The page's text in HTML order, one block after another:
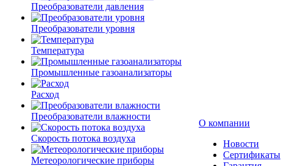
Преобразователи давления
Преобразователи уровня
Температура
Промышленные газоанализаторы
Расход
Преобразователи влажности
Скорость потока воздуха
Метеорологические приборы
О компании
Новости
Сертификаты